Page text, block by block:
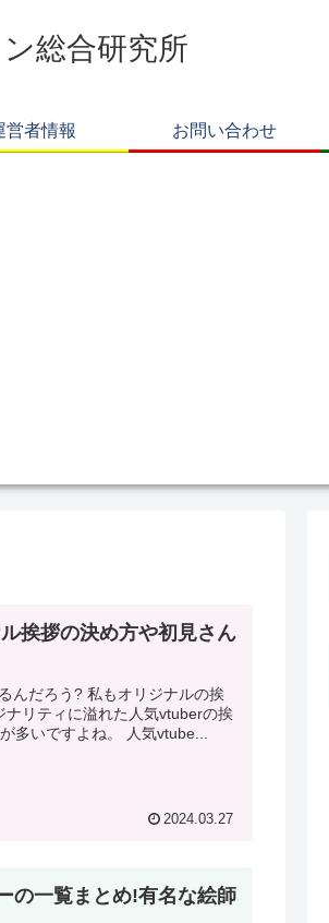
総合研究所
営者情報 お問い合わせ
挨拶の決め方や初見さん
オリジナルの挨
拶は、視聴者の心を惹きつけるものが多いですよね。 人気vtube...
2024.03.27
の一覧まとめ!有名な絵師